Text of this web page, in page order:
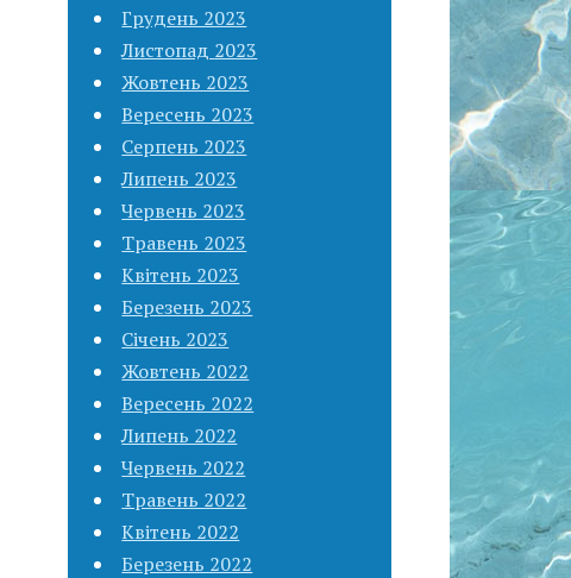
Грудень 2023
Листопад 2023
Жовтень 2023
Вересень 2023
Серпень 2023
Липень 2023
Червень 2023
Травень 2023
Квітень 2023
Березень 2023
Січень 2023
Жовтень 2022
Вересень 2022
Липень 2022
Червень 2022
Травень 2022
Квітень 2022
Березень 2022